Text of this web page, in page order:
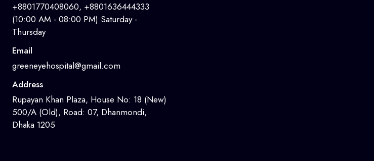
+8801770408060, +8801636444333
(10:00 AM - 08:00 PM) Saturday -
Thursday
Email
greeneyehospital@gmail.com
Address
Rupayan Khan Plaza, House No: 18 (New)
500/A (Old), Road: 07, Dhanmondi,
Dhaka 1205